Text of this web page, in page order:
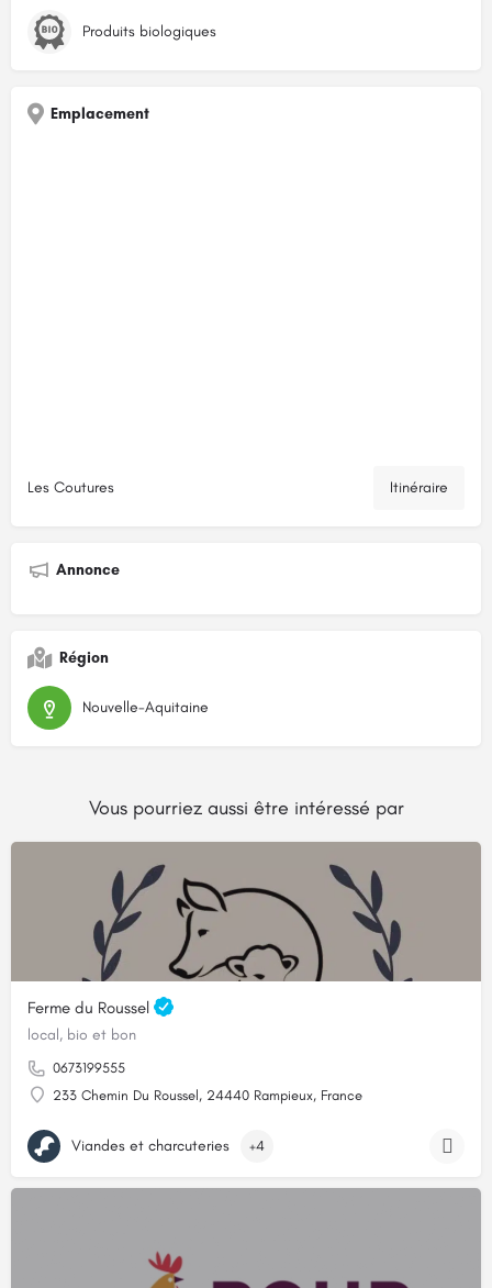
Produits biologiques
Emplacement
Les Coutures Itinéraire
Annonce
Région
Nouvelle-Aquitaine
Vous pourriez aussi être intéressé par
Ferme du Roussel
local, bio et bon
0673199555
233 Chemin Du Roussel, 24440 Rampieux, France
Viandes et charcuteries +4